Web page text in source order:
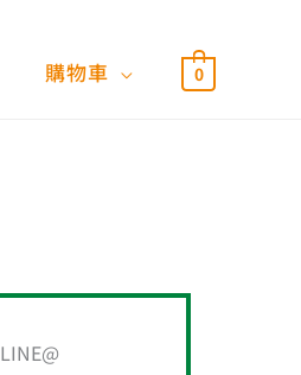
購物車 0
LINE@